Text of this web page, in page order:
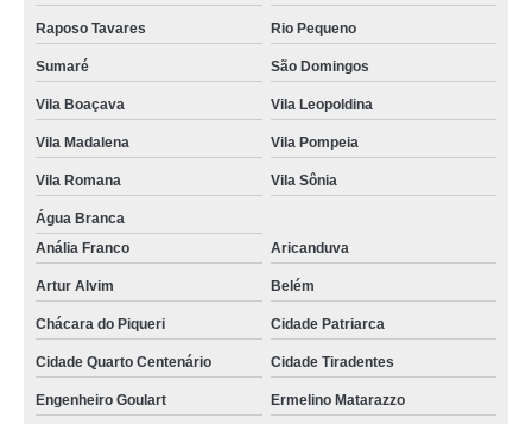
Raposo Tavares Rio Pequeno
Sumaré São Domingos
Vila Boaçava Vila Leopoldina
Vila Madalena Vila Pompeia
Vila Romana Vila Sônia
Água Branca
Anália Franco
Aricanduva
Artur Alvim Belém
Chácara do Piqueri Cidade Patriarca
Cidade Quarto Centenário Cidade Tiradentes
Engenheiro Goulart Ermelino Matarazzo